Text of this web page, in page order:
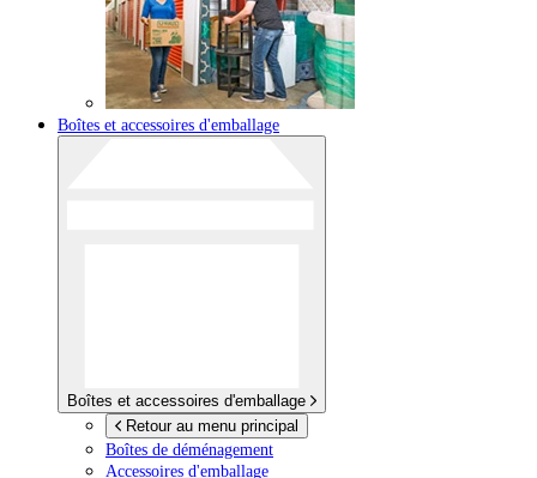
Boîtes et accessoires d'emballage
Boîtes et accessoires d'emballage
Retour au menu principal
Boîtes de déménagement
Accessoires d'emballage